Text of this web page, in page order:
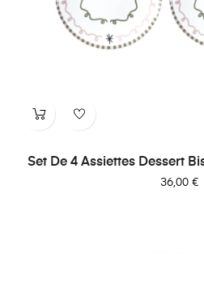
Set De 4 Assiettes Dessert
Prix
36,00 €